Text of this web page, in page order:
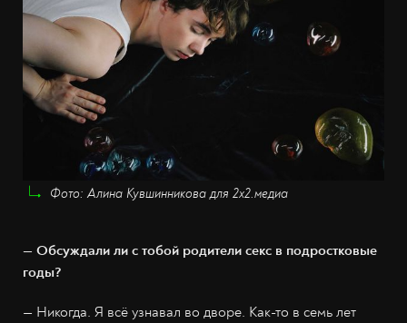
Фото: Алина Кувшинникова для 2х2.медиа
— Обсуждали ли с тобой родители секс в подростковые
годы?
— Никогда. Я всё узнавал во дворе. Как-то в семь лет